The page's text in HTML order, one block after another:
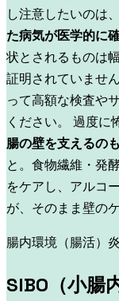
し注意したいのは、
た病気が医学的に
状とされるものは
証明されていませ
って高額な検査や
ください。
過度に
腸の壁を支えるの
と。食物繊維・発
をケアし、アルコ
が、そのまま壁の
腸内環境（腸活）
SIBO（小腸